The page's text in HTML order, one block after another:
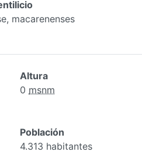
macarenenses
Altura
0 msnm
Población
4.313 habitantes